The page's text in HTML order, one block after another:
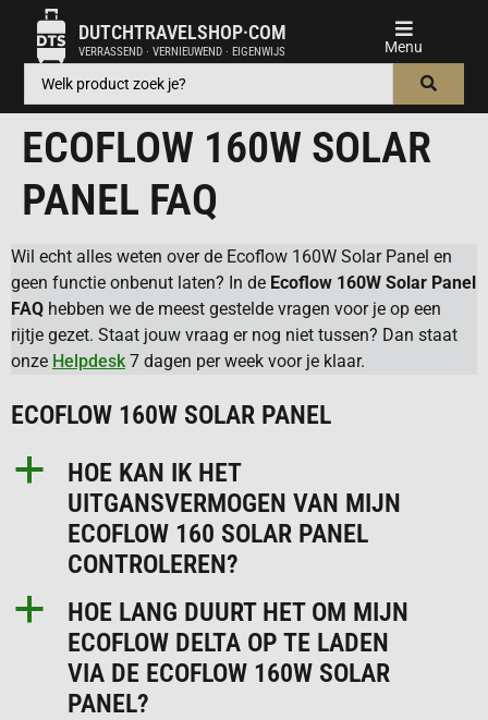
DUTCHTRAVELSHOP·COM
VERRASSEND · VERNIEUWEND · EIGENWIJS
ECOFLOW 160W SOLAR
PANEL FAQ
Wil echt alles weten over de Ecoflow 160W Solar Panel en
geen functie onbenut laten? In de Ecoflow 160W Solar Panel
FAQ hebben we de meest gestelde vragen voor je op een
rijtje gezet. Staat jouw vraag er nog niet tussen? Dan staat
onze Helpdesk7 dagen per week voor je klaar.
ECOFLOW 160W SOLAR PANEL
a
HOE KAN IK HET
UITGANSVERMOGEN VAN MIJN
ECOFLOW 160 SOLAR PANEL
CONTROLEREN?
a
HOE LANG DUURT HET OM MIJN
ECOFLOW DELTA OP TE LADEN
VIA DE ECOFLOW 160W SOLAR
PANEL?